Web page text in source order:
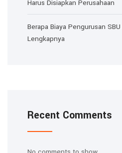
Harus Disiapkan Perusahaan
Berapa Biaya Pengurusan
Lengkapnya
Recent Comments